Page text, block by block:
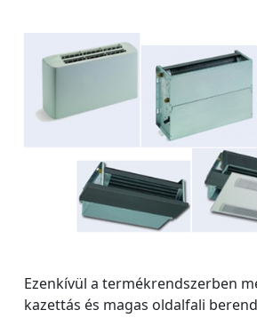
Ezenkívül a termékrendszerben
kazettás és magas oldalfali